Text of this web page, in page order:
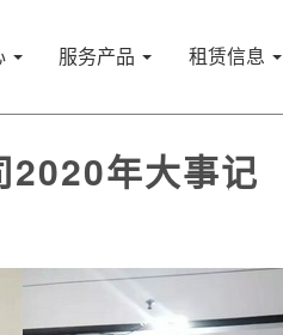
服务产品 租赁信息
2020年大事记